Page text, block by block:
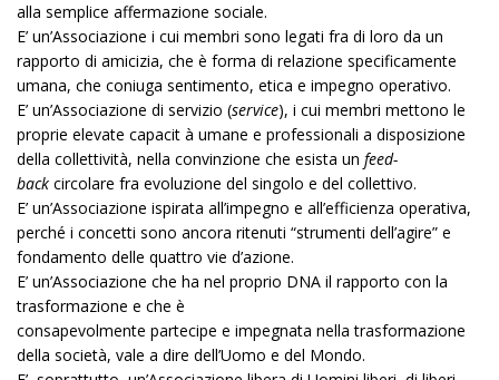
alla semplice affermazione sociale.
E’ un’Associazione i cui membri sono legati fra di loro da un
rapporto di amicizia, che è forma di relazione specificamente
umana, che coniuga sentimento, etica e impegno operativo.
E’ un’Associazione di servizio (service), i cui membri mettono le
proprie elevate capacit à umane e professionali a disposizione
della collettività, nella convinzione che esista un feed-
back circolare fra evoluzione del singolo e del collettivo.
E’ un’Associazione ispirata all’impegno e all’efficienza operativa,
perché i concetti sono ancora ritenuti “strumenti dell’agire” e
fondamento delle quattro vie d’azione.
E’ un’Associazione che ha nel proprio DNA il rapporto con la
trasformazione e che è
consapevolmente partecipe e impegnata nella trasformazione
della società, vale a dire dell’Uomo e del Mondo.